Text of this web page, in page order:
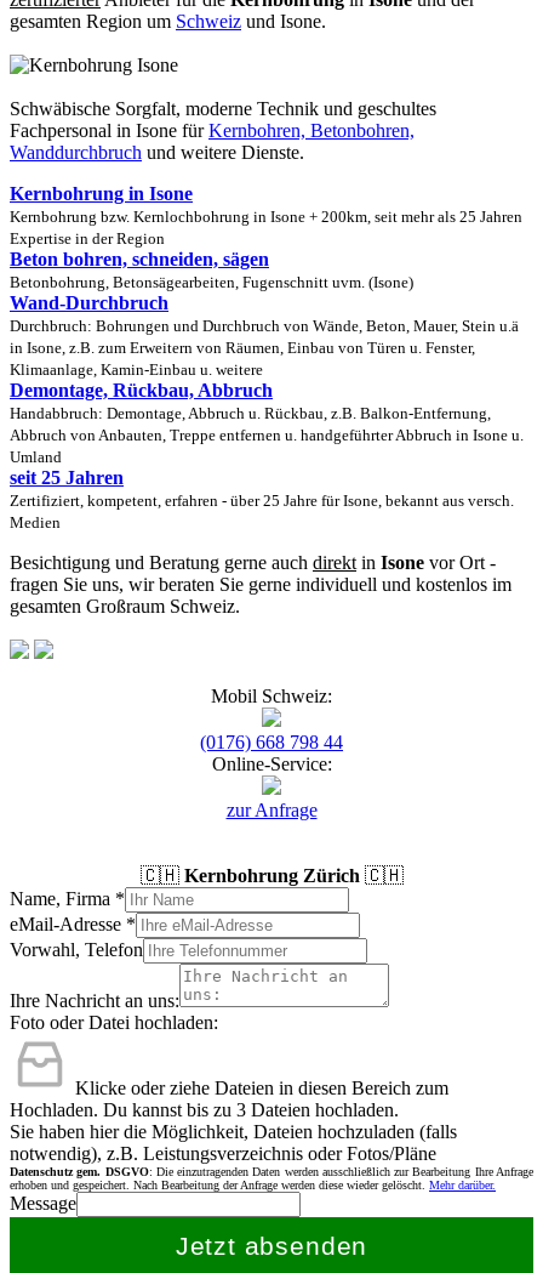
gesamten Region um Schweiz und Isone.
Schwäbische Sorgfalt, moderne Technik und geschultes
Fachpersonal in Isone fürKernbohren, Betonbohren,
Wanddurchbruch und weitere Dienste.
Kernbohrung in Isone
Kernbohrung bzw. Kernlochbohrung in Isone + 200km, seit mehr als 25 Jahren
Expertise in der Region
Beton bohren, schneiden, sägen
Betonbohrung, Betonsägearbeiten, Fugenschnitt uvm. (Isone)
Wand-Durchbruch
Durchbruch: Bohrungen und Durchbruch von Wände, Beton, Mauer, Stein u.ä
in Isone, z.B. zum Erweitern von Räumen, Einbau von Türen u. Fenster,
Klimaanlage, Kamin-Einbau u. weitere
Demontage, Rückbau, Abbruch
Handabbruch: Demontage, Abbruch u. Rückbau, z.B. Balkon-Entfernung,
Abbruch von Anbauten, Treppe entfernen u. handgeführter Abbruch in Isone u.
Umland
seit 25 Jahren
Zertifiziert, kompetent, erfahren - über 25 Jahre für Isone, bekannt aus versch.
Medien
Besichtigung und Beratung gerne auch direkt in Isone vor Ort -
fragen Sie uns, wir beraten Sie gerne individuell und kostenlos im
gesamten Großraum Schweiz.
Mobil Schweiz:
(0176) 668 798 44
Online-Service:
zur Anfrage
🇨🇭 Kernbohrung Zürich 🇨🇭
Name, Firma *
eMail-Adresse *
Vorwahl, Telefon
Ihre Nachricht an uns:
Foto oder Datei hochladen:
Klicke oder ziehe Dateien in diesen Bereich zum
Hochladen. Du kannst bis zu 3 Dateien hochladen.
Sie haben hier die Möglichkeit, Dateien hochzuladen (falls
notwendig), z.B. Leistungsverzeichnis oder Fotos/Pläne
Datenschutz gem. DSGVO: Die einzutragenden Daten werden ausschließlich zur Bearbeitung Ihre Anfrage
erhoben und gespeichert. Nach Bearbeitung der Anfrage werden diese wieder gelöscht. Mehr darüber.
Message
Jetzt absenden